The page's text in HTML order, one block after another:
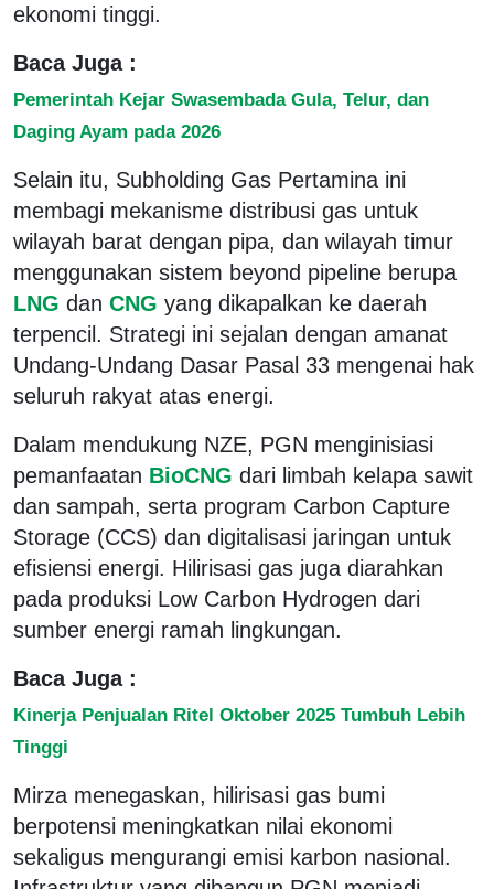
ekonomi tinggi.
Baca Juga :
Pemerintah Kejar Swasembada Gula, Telur, dan
Daging Ayam pada 2026
Selain itu, Subholding Gas Pertamina ini
membagi mekanisme distribusi gas untuk
wilayah barat dengan pipa, dan wilayah timur
menggunakan sistem beyond pipeline berupa
LNG dan CNG yang dikapalkan ke daerah
terpencil. Strategi ini sejalan dengan amanat
Undang-Undang Dasar Pasal 33 mengenai hak
seluruh rakyat atas energi.
Dalam mendukung NZE, PGN menginisiasi
pemanfaatan BioCNG dari limbah kelapa sawit
dan sampah, serta program Carbon Capture
Storage (CCS) dan digitalisasi jaringan untuk
efisiensi energi. Hilirisasi gas juga diarahkan
pada produksi Low Carbon Hydrogen dari
sumber energi ramah lingkungan.
Baca Juga :
Kinerja Penjualan Ritel Oktober 2025 Tumbuh Lebih
Tinggi
Mirza menegaskan, hilirisasi gas bumi
berpotensi meningkatkan nilai ekonomi
sekaligus mengurangi emisi karbon nasional.